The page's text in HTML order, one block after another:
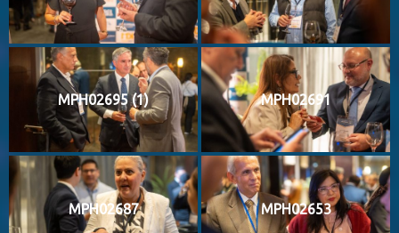
MPH02695 (1) MPH02691
MPH02687 MPH02653